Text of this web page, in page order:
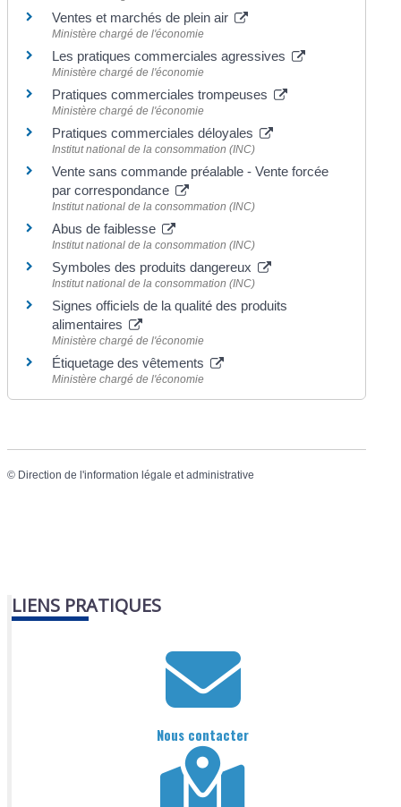
Ventes et marchés de plein air
Ministère chargé de l'économie
Les pratiques commerciales agressives
Ministère chargé de l'économie
Pratiques commerciales trompeuses
Ministère chargé de l'économie
Pratiques commerciales déloyales
Institut national de la consommation (INC)
Vente sans commande préalable - Vente forcée
par correspondance
Institut national de la consommation (INC)
Abus de faiblesse
Institut national de la consommation (INC)
Symboles des produits dangereux
Institut national de la consommation (INC)
Signes officiels de la qualité des produits
alimentaires
Ministère chargé de l'économie
Étiquetage des vêtements
Ministère chargé de l'économie
© Direction de l'information légale et administrative
LIENS PRATIQUES
Nous contacter